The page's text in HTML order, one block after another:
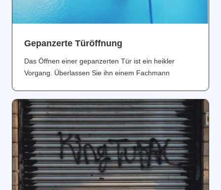
Gepanzerte Türöffnung
Das Öffnen einer gepanzerten Tür ist ein heikler
Vorgang. Überlassen Sie ihn einem Fachmann